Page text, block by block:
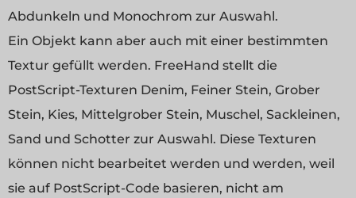
Abdunkeln und Monochrom zur Auswahl.
Ein Objekt kann aber auch mit einer bestimmten
Textur gefüllt werden. FreeHand stellt die
PostScript-Texturen Denim, Feiner Stein, Grober
Stein, Kies, Mittelgrober Stein, Muschel, Sackleinen,
Sand und Schotter zur Auswahl. Diese Texturen
können nicht bearbeitet werden und werden, weil
sie auf PostScript-Code basieren, nicht am